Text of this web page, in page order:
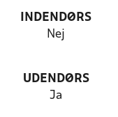
INDENDØRS
Nej
UDENDØRS
Ja